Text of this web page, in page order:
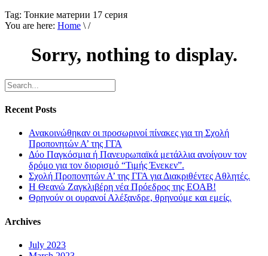
Tag: Тонкие материи 17 серия
You are here: Home \ /
Sorry, nothing to display.
Recent Posts
Ανακοινώθηκαν οι προσωρινοί πίνακες για τη Σχολή
Προπονητών Α’ της ΓΓΑ
Δύο Παγκόσμια ή Πανευρωπαϊκά μετάλλια ανοίγουν τον
δρόμο για τον διορισμό “Τιμής Ένεκεν”.
Σχολή Προπονητών Α’ της ΓΓΑ για Διακριθέντες Αθλητές.
Η Θεανώ Ζαγκλιβέρη νέα Πρόεδρος της ΕΟΑΒ!
Θρηνούν οι ουρανοί Αλέξανδρε, θρηνούμε και εμείς.
Archives
July 2023